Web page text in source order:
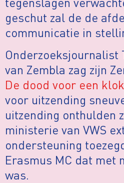
geschut zal de de
communicatie in
Onderzoeksjournalist
van Zembla zag zijn
De dood voor een
voor uitzending
uitzending onthulden
ministerie van VWS
ondersteuning
Erasmus MC dat met
was.